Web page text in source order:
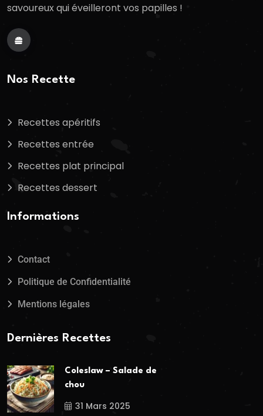
savoureux qui éveilleront vos papilles !
Nos Recette
Recettes apéritifs
Recettes entrée
Recettes plat principal
Recettes dessert
Informations
Contact
Politique de Confidentialité
Mentions légales
Dernières Recettes
Coleslaw – Salade de
chou
31 Mars 2025